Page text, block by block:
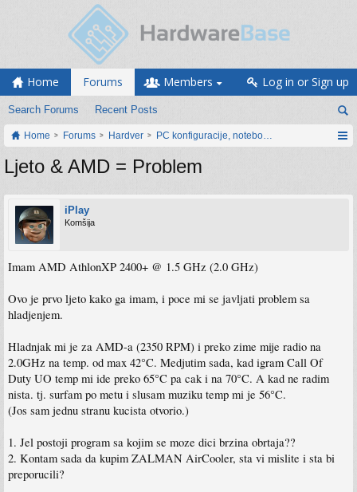
Home Forums
Search Forums Recent Posts
Members Log in or Sign up
Home Forums Hardver PC konfiguracije, notebook računari, servis
Ljeto & AMD = Problem
iPlay
Komšija
Imam AMD AthlonXP 2400+ @ 1.5 GHz (2.0 GHz)
Ovo je prvo ljeto kako ga imam, i poce mi se javljati problem sa
hladjenjem.
Hladnjak mi je za AMD-a (2350 RPM) i preko zime mije radio na
2.0GHz na temp. od max 42°C. Medjutim sada, kad igram Call Of
Duty UO temp mi ide preko 65°C pa cak i na 70°C. A kad ne radim
nista. tj. surfam po metu i slusam muziku temp mi je 56°C.
(Jos sam jednu stranu kucista otvorio.)
1. Jel postoji program sa kojim se moze dici brzina obrtaja??
2. Kontam sada da kupim ZALMAN AirCooler, sta vi mislite i sta bi
preporucili?